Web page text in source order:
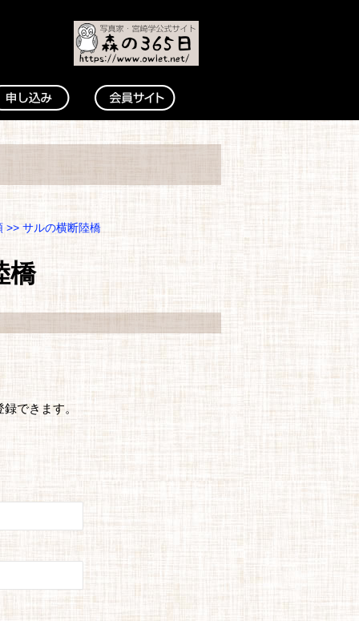
>> サルの横断陸橋
橋
できます。